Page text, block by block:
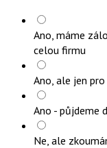
Ano, máme
celou firmu
Ano, ale jen
Ano - půjdeme
Ne, ale